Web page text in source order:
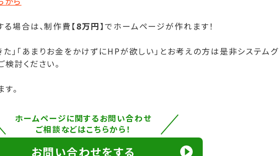
場合は、制作費【8万円】でホームページが作れます！
た」「あまりお金をかけずにHPが欲しい」とお考えの方は是非システムグ
討ください。
。
ホームページに関するお問い合わせ
ご相談などはこちらから！
お問い合わせをする